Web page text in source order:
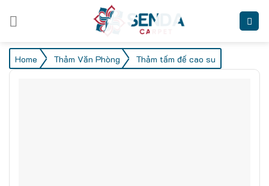
Home / Thảm Văn Phòng / Thảm tấm đế cao su